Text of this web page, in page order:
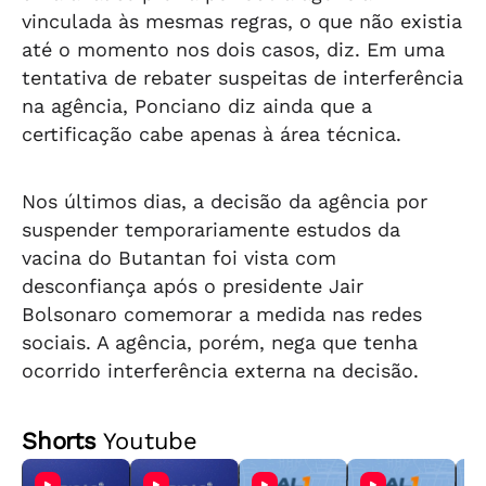
vinculada às mesmas regras, o que não existia
até o momento nos dois casos, diz. Em uma
tentativa de rebater suspeitas de interferência
na agência, Ponciano diz ainda que a
certificação cabe apenas à área técnica.
Nos últimos dias, a decisão da agência por
suspender temporariamente estudos da
vacina do Butantan foi vista com
desconfiança após o presidente Jair
Bolsonaro comemorar a medida nas redes
sociais. A agência, porém, nega que tenha
ocorrido interferência externa na decisão.
ShortsYoutube